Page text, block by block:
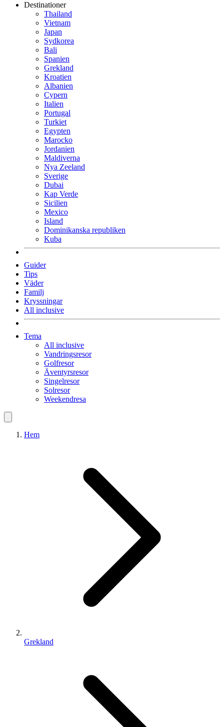
Destinationer
Thailand
Vietnam
Japan
Sydkorea
Bali
Spanien
Grekland
Kroatien
Albanien
Cypern
Italien
Portugal
Turkiet
Egypten
Marocko
Jordanien
Maldiverna
Nya Zeeland
Sverige
Dubai
Kap Verde
Sicilien
Mexico
Island
Dominikanska republiken
Kuba
Guider
Tips
Väder
Familj
Kryssningar
All inclusive
Tema
All inclusive
Vandringsresor
Golfresor
Äventyrsresor
Singelresor
Solresor
Weekendresa
Hem
Grekland